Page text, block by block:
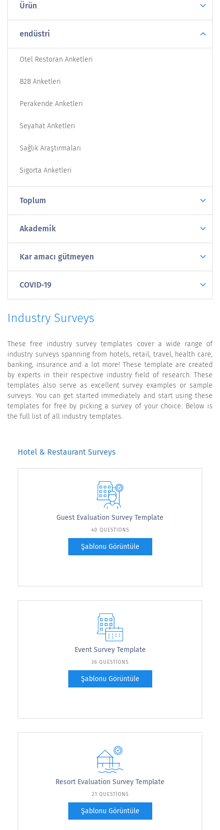
Ürün
endüstri
Otel Restoran Anketleri
B2B Anketleri
Perakende Anketleri
Seyahat Anketleri
Sağlık Araştırmaları
Sigorta Anketleri
Toplum
Akademik
Kar amacı gütmeyen
COVID-19
Industry Surveys
These free industry survey templates cover a wide range of
industry surveys spanning from hotels, retail, travel, health care,
banking, insurance and a lot more! These template are created
by experts in their respective industry field of research. These
templates also serve as excellent survey examples or sample
surveys. You can get started immediately and start using these
templates for free by picking a survey of your choice. Below is
the full list of all industry templates.
Hotel & Restaurant Surveys
Guest Evaluation Survey Template
40 QUESTIONS
Şablonu Görüntüle
Event Survey Template
36 QUESTIONS
Şablonu Görüntüle
Resort Evaluation Survey Template
21 QUESTIONS
Şablonu Görüntüle